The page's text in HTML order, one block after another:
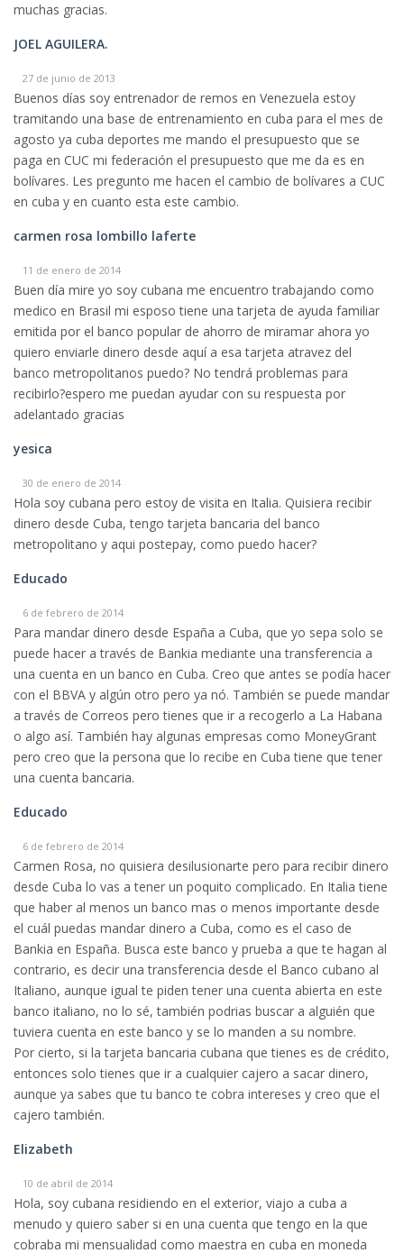
muchas gracias.
JOEL AGUILERA.
27 de junio de 2013
Buenos días soy entrenador de remos en Venezuela estoy
tramitando una base de entrenamiento en cuba para el mes de
agosto ya cuba deportes me mando el presupuesto que se
paga en CUC mi federación el presupuesto que me da es en
bolívares. Les pregunto me hacen el cambio de bolívares a CUC
en cuba y en cuanto esta este cambio.
carmen rosa lombillo laferte
11 de enero de 2014
Buen día mire yo soy cubana me encuentro trabajando como
medico en Brasil mi esposo tiene una tarjeta de ayuda familiar
emitida por el banco popular de ahorro de miramar ahora yo
quiero enviarle dinero desde aquí a esa tarjeta atravez del
banco metropolitanos puedo? No tendrá problemas para
recibirlo?espero me puedan ayudar con su respuesta por
adelantado gracias
yesica
30 de enero de 2014
Hola soy cubana pero estoy de visita en Italia. Quisiera recibir
dinero desde Cuba, tengo tarjeta bancaria del banco
metropolitano y aqui postepay, como puedo hacer?
Educado
6 de febrero de 2014
Para mandar dinero desde España a Cuba, que yo sepa solo se
puede hacer a través de Bankia mediante una transferencia a
una cuenta en un banco en Cuba. Creo que antes se podía hacer
con el BBVA y algún otro pero ya nó. También se puede mandar
a través de Correos pero tienes que ir a recogerlo a La Habana
o algo así. También hay algunas empresas como MoneyGrant
pero creo que la persona que lo recibe en Cuba tiene que tener
una cuenta bancaria.
Educado
6 de febrero de 2014
Carmen Rosa, no quisiera desilusionarte pero para recibir dinero
desde Cuba lo vas a tener un poquito complicado. En Italia tiene
que haber al menos un banco mas o menos importante desde
el cuál puedas mandar dinero a Cuba, como es el caso de
Bankia en España. Busca este banco y prueba a que te hagan al
contrario, es decir una transferencia desde el Banco cubano al
Italiano, aunque igual te piden tener una cuenta abierta en este
banco italiano, no lo sé, también podrias buscar a alguién que
tuviera cuenta en este banco y se lo manden a su nombre.
Por cierto, si la tarjeta bancaria cubana que tienes es de crédito,
entonces solo tienes que ir a cualquier cajero a sacar dinero,
aunque ya sabes que tu banco te cobra intereses y creo que el
cajero también.
Elizabeth
10 de abril de 2014
Hola, soy cubana residiendo en el exterior, viajo a cuba a
menudo y quiero saber si en una cuenta que tengo en la que
cobraba mi mensualidad como maestra en cuba en moneda